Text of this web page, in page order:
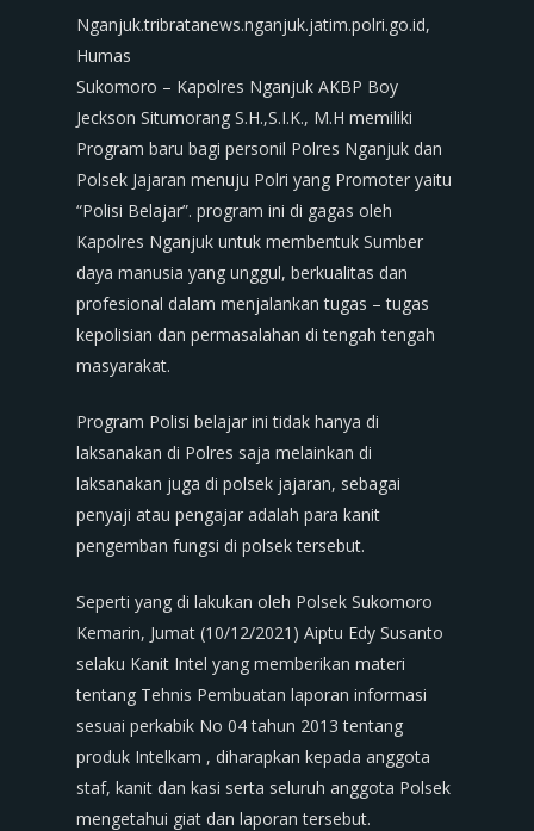
Nganjuk.tribratanews.nganjuk.jatim.polri.go.id,
Humas
Sukomoro – Kapolres Nganjuk AKBP Boy
Jeckson Situmorang S.H.,S.I.K., M.H memiliki
Program baru bagi personil Polres Nganjuk dan
Polsek Jajaran menuju Polri yang Promoter yaitu
“Polisi Belajar”. program ini di gagas oleh
Kapolres Nganjuk untuk membentuk Sumber
daya manusia yang unggul, berkualitas dan
profesional dalam menjalankan tugas – tugas
kepolisian dan permasalahan di tengah tengah
masyarakat.
Program Polisi belajar ini tidak hanya di
laksanakan di Polres saja melainkan di
laksanakan juga di polsek jajaran, sebagai
penyaji atau pengajar adalah para kanit
pengemban fungsi di polsek tersebut.
Seperti yang di lakukan oleh Polsek Sukomoro
Kemarin, Jumat (10/12/2021) Aiptu Edy Susanto
selaku Kanit Intel yang memberikan materi
tentang Tehnis Pembuatan laporan informasi
sesuai perkabik No 04 tahun 2013 tentang
produk Intelkam , diharapkan kepada anggota
staf, kanit dan kasi serta seluruh anggota Polsek
mengetahui giat dan laporan tersebut.